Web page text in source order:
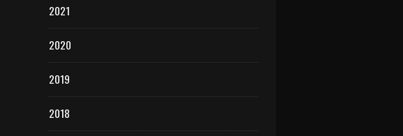
2021
2020
2019
2018